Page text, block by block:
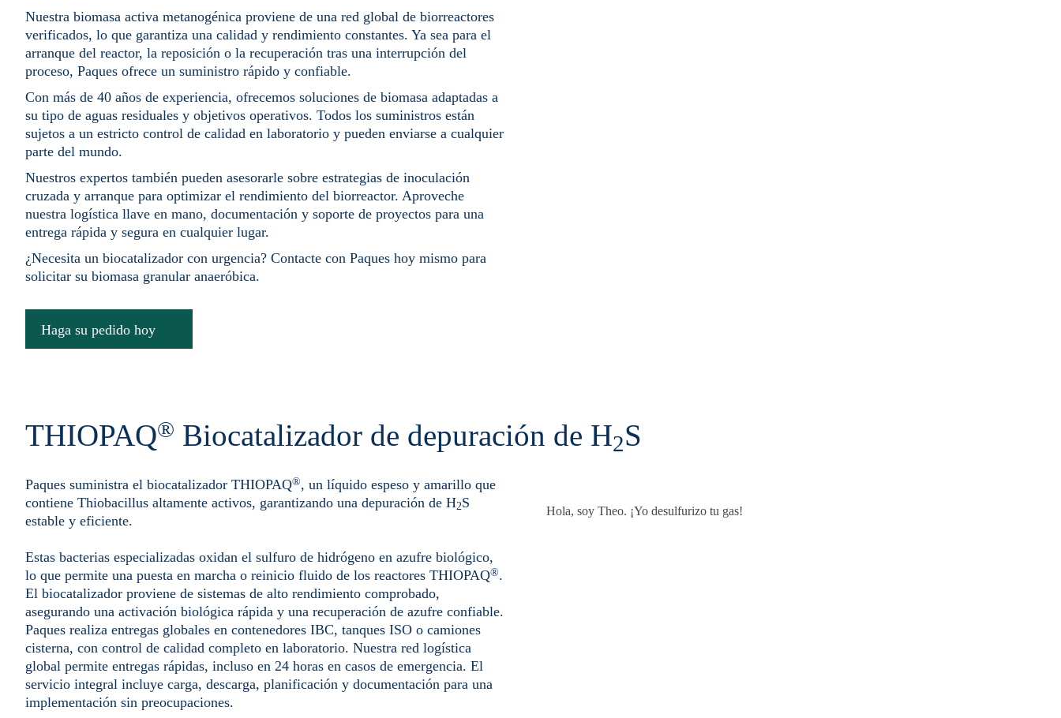
Nuestra biomasa activa metanogénica proviene de una red global de biorreactores
verificados, lo que garantiza una calidad y rendimiento constantes. Ya sea para el
arranque del reactor, la reposición o la recuperación tras una interrupción del
proceso, Paques ofrece un suministro rápido y confiable.
Con más de 40 años de experiencia, ofrecemos soluciones de biomasa adaptadas a
su tipo de aguas residuales y objetivos operativos. Todos los suministros están
sujetos a un estricto control de calidad en laboratorio y pueden enviarse a cualquier
parte del mundo.
Nuestros expertos también pueden asesorarle sobre estrategias de inoculación
cruzada y arranque para optimizar el rendimiento del biorreactor. Aproveche
nuestra logística llave en mano, documentación y soporte de proyectos para una
entrega rápida y segura en cualquier lugar.
¿Necesita un biocatalizador con urgencia? Contacte con Paques hoy mismo para
solicitar su biomasa granular anaeróbica.
Haga su pedido hoy
THIOPAQ® Biocatalizador de depuración de H2S
Paques suministra el biocatalizador THIOPAQ®, un líquido espeso y amarillo que
contiene Thiobacillus altamente activos, garantizando una depuración de H2S
estable y eficiente.
Estas bacterias especializadas oxidan el sulfuro de hidrógeno en azufre biológico,
lo que permite una puesta en marcha o reinicio fluido de los reactores THIOPAQ®.
El biocatalizador proviene de sistemas de alto rendimiento comprobado,
asegurando una activación biológica rápida y una recuperación de azufre confiable.
Paques realiza entregas globales en contenedores IBC, tanques ISO o camiones
cisterna, con control de calidad completo en laboratorio. Nuestra red logística
global permite entregas rápidas, incluso en 24 horas en casos de emergencia. El
servicio integral incluye carga, descarga, planificación y documentación para una
implementación sin preocupaciones.
Hola, soy Theo. ¡Yo desulfurizo tu gas!